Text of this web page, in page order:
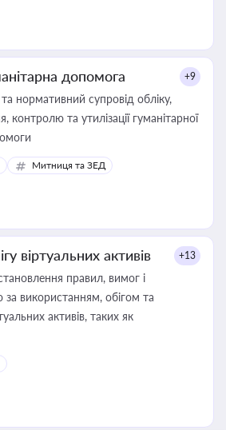
допомога +9
нормативний супровід обліку,
та утилізації гуманітарної
Митниця та ЗЕД
віртуальних активів +13
правил, вимог і
за використанням, обігом та
активів, таких як